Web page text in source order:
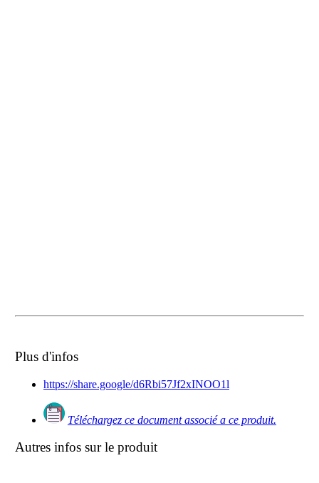
Plus d'infos
https://share.google/d6Rbi57Jf2xINOO1l
Téléchargez ce document associé a ce produit.
Autres infos sur le produit